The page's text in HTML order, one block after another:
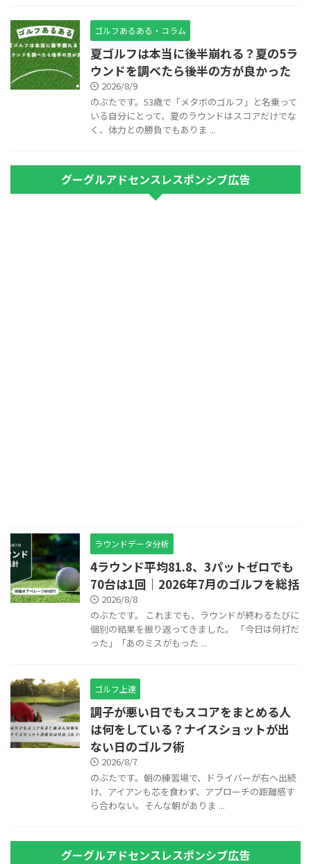
ゴルフあるある・コラム
夏ゴルフは本当に後半崩れる？夏の5ラ
ウンドを調べたら後半の方が良かった
2026/8/9
のぶたです。53歳で「メタボのゴルフ」と名乗って
いる自分にとって、夏のラウンドはスコアだけでな
く、体力との勝負でもありま ...
グーグルアドセンスレスポンシブ広告
ラウンドデータ分析
4ラウンド平均81.8、3パットゼロでも
70台は1回｜2026年7月のゴルフを総括
2026/8/8
のぶたです。 これまでも、ラウンドが終わるたびに
個別の結果を振り返ってきました。 「今日は何打だ
った」「あのミスがもった ...
ゴルフ上達
調子が悪い日でもスコアをまとめる人
は何をしている？ナイスショットが出
ない日のゴルフ術
2026/8/7
のぶたです。朝の練習場で、ドライバーが右へ出続
け、アイアンも芯を食わず、アプローチの距離感す
ら合わない。そんな朝がありま ...
グーグルアドセンスレスポンシブ広告